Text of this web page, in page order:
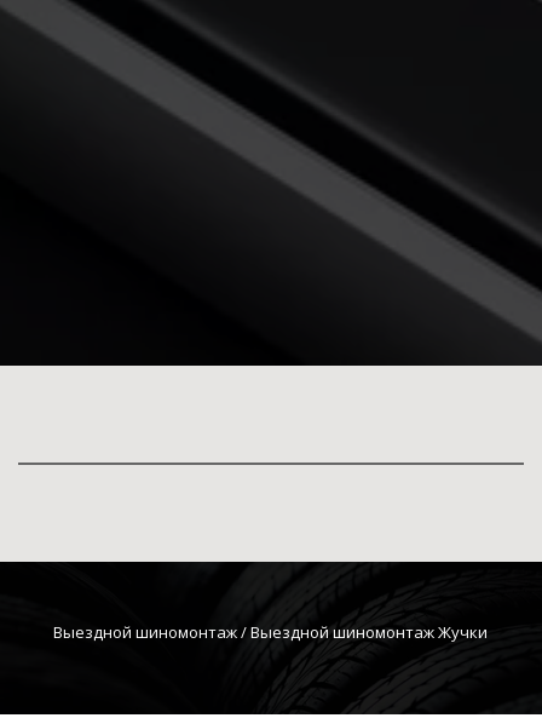
Выездной шиномонтаж / Выездной шиномонтаж Жучки